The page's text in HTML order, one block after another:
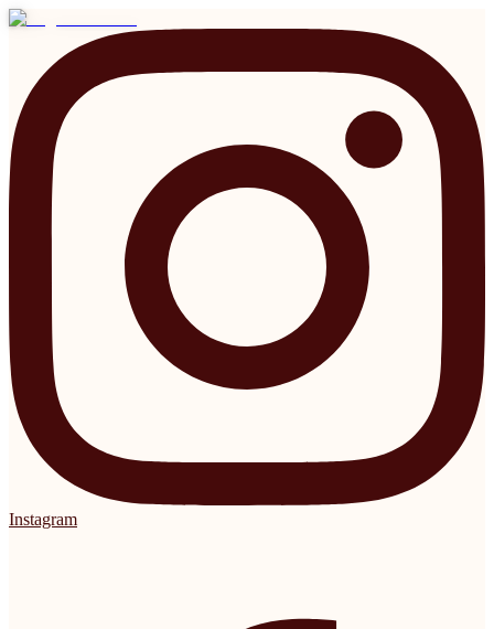
Instagram